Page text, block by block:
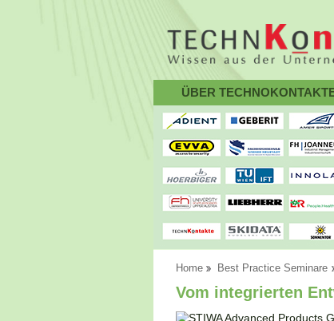
ÜBER
Home Best Practice Seminare
Vom integrierten